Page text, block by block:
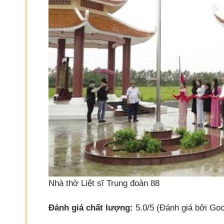
Nhà thờ Liệt sĩ Trung đoàn 88
Đánh giá chất lượng: 5.0/5 (Đánh giá bởi